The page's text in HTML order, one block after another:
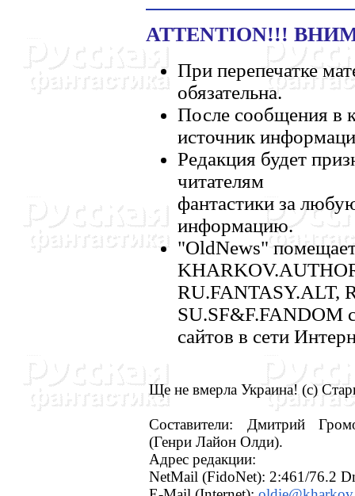
ATTENTION!!!
При перепечатке
обязательна.
После сообщения в
источник
Редакция будет
читателям
фантастики за
информацию.
"OldNews"
RU.FANTASY.ALT,
SU.SF&F.FANDOM
сайтов в сети
Ще не вмерла Украина! (с)
Составители: Дмитрий
(Генри Лайон Олди).
Адрес редакции:
NetMail (FidoNet): 2:461/76.2